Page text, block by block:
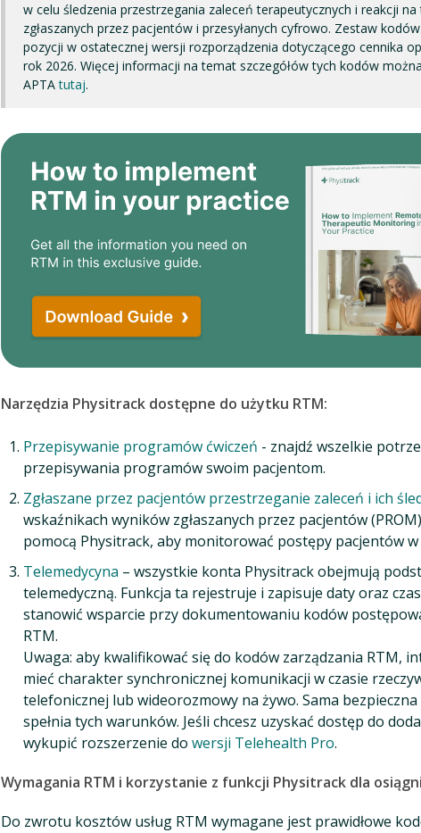
w celu śledzenia przestrzegania zaleceń terapeutycznych i reakcji
zgłaszanych przez pacjentów i przesyłanych cyfrowo. Zestaw
pozycji w ostatecznej wersji rozporządzenia dotyczącego cennika
rok 2026. Więcej informacji na temat szczegółów tych kodów
APTAtutaj.
Narzędzia Physitrack dostępne do użytku RTM:
Przepisywanie programów ćwiczeń - znajdź wszelkie
przepisywania programów swoim pacjentom.
Zgłaszane przez pacjentów przestrzeganie zaleceń i ich
wskaźnikach wyników zgłaszanych przez pacjentów
pomocą Physitrack, aby monitorować postępy pacjentów
Telemedycyna – wszystkie konta Physitrack obejmują
telemedyczną. Funkcja ta rejestruje i zapisuje daty oraz
stanowić wsparcie przy dokumentowaniu kodów
RTM.
Uwaga: aby kwalifikować się do kodów zarządzania RTM,
mieć charakter synchronicznej komunikacji w czasie
telefonicznej lub wideorozmowy na żywo. Sama
spełnia tych warunków. Jeśli chcesz uzyskać dostęp do
wykupić rozszerzenie do wersji Telehealth Pro.
Wymagania RTM i korzystanie z funkcji Physitrack dla
Do zwrotu kosztów usług RTM wymagane jest prawidłowe